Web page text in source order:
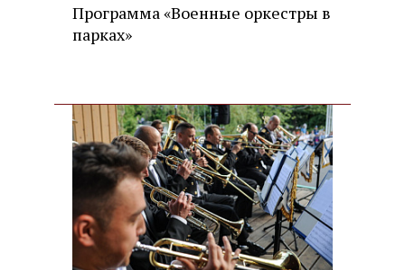
Программа «Военные оркестры в
парках»